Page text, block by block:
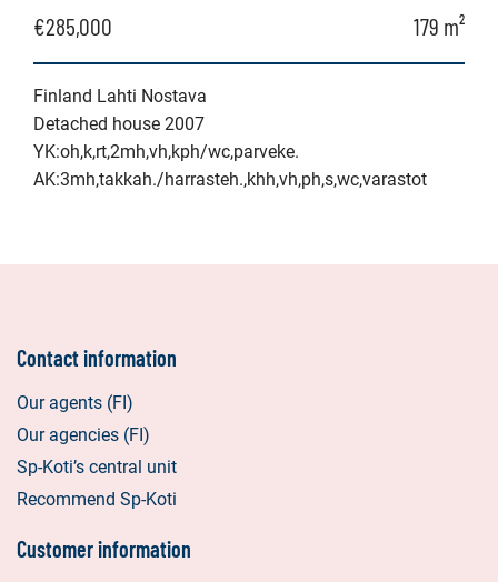
€285,000 179 m²
Finland Lahti Nostava
Detached house 2007
YK:oh,k,rt,2mh,vh,kph/wc,parveke.
AK:3mh,takkah./harrasteh.,khh,vh,ph,s,wc,varastot
Contact information
Our agents (FI)
Our agencies (FI)
Sp-Koti’s central unit
Recommend Sp-Koti
Customer information